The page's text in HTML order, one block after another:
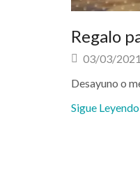
Regalo
03/03/2021
Desayuno o
Sigue